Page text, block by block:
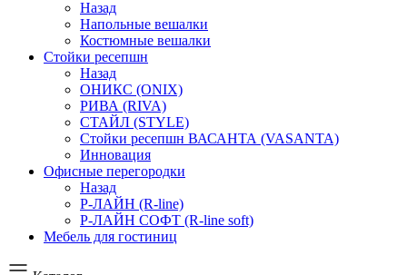
Назад
Напольные вешалки
Костюмные вешалки
Стойки ресепшн
Назад
ОНИКС (ONIX)
РИВА (RIVA)
СТАЙЛ (STYLE)
Стойки ресепшн ВАСАНТА (VASANTA)
Инновация
Офисные перегородки
Назад
Р-ЛАЙН (R-line)
Р-ЛАЙН СОФТ (R-line soft)
Мебель для гостиниц